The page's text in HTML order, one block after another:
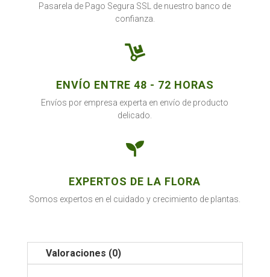
Pasarela de Pago Segura SSL de nuestro banco de
confianza.

ENVÍO ENTRE 48 - 72 HORAS
Envíos por empresa experta en envío de producto
delicado.

EXPERTOS DE LA FLORA
Somos expertos en el cuidado y crecimiento de plantas.
Valoraciones (0)